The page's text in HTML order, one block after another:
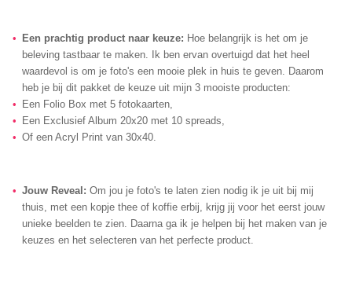
Een prachtig product naar keuze: Hoe belangrijk is het om je
beleving tastbaar te maken. Ik ben ervan overtuigd dat het heel
waardevol is om je foto's een mooie plek in huis te geven. Daarom
heb je bij dit pakket de keuze uit mijn 3 mooiste producten:
Een Folio Box met 5 fotokaarten,
Een Exclusief Album 20x20 met 10 spreads,
Of een Acryl Print van 30x40.
Jouw Reveal: Om jou je foto's te laten zien nodig ik je uit bij mij
thuis, met een kopje thee of koffie erbij, krijg jij voor het eerst jouw
unieke beelden te zien. Daarna ga ik je helpen bij het maken van je
keuzes en het selecteren van het perfecte product.